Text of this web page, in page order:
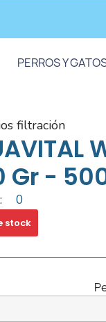
PERROS Y
filtración
Gr -
0
stock